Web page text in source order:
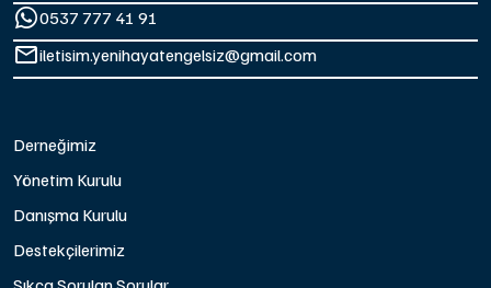
0537 777 41 91
iletisim.yenihayatengelsiz@gmail.com
Derneğimiz
Yönetim Kurulu
Danışma Kurulu
Destekçilerimiz